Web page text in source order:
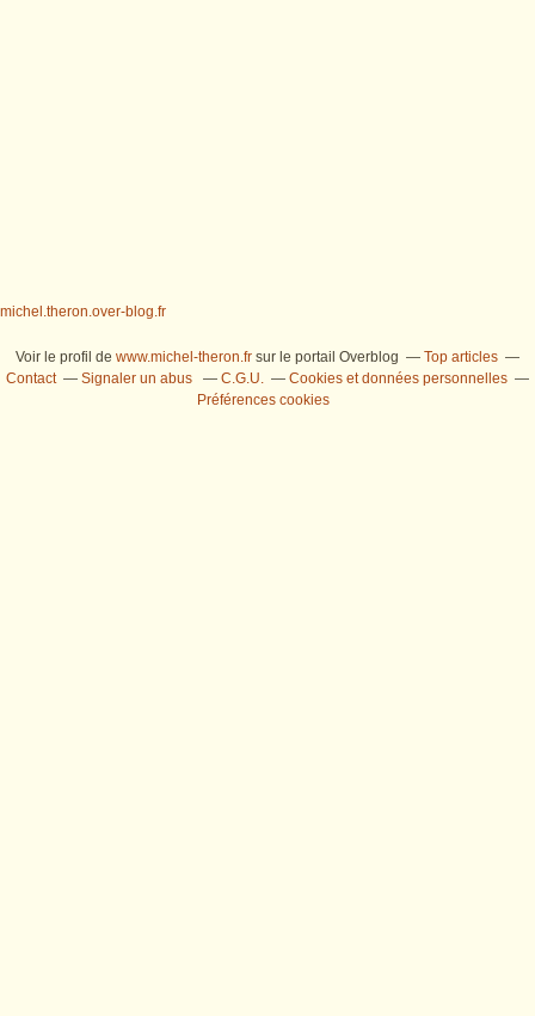
michel.theron.over-blog.fr
Voir le profil de www.michel-theron.fr sur le portail Overblog
Top articles
Contact
Signaler un abus C.G.U.
Cookies et données personnelles
Préférences cookies